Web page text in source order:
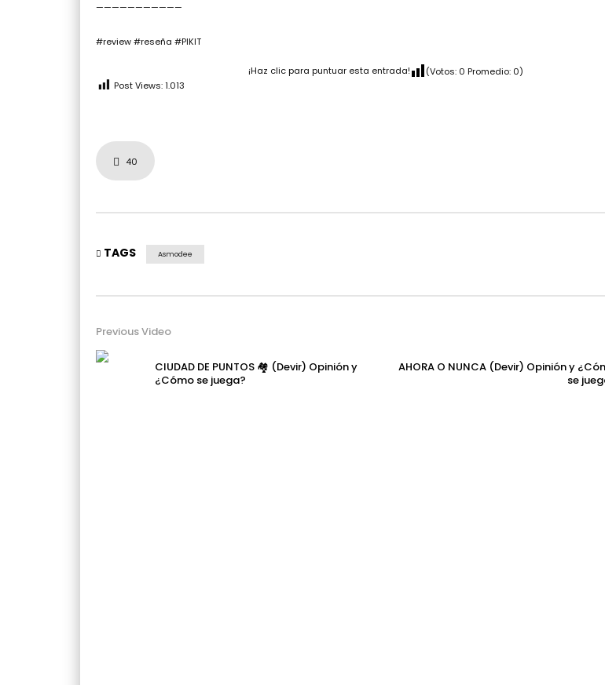
———————————
#review #reseña #PIKIT
¡Haz clic para puntuar esta entrada! (Votos: 0 Promedio: 0)
Post Views:1.013
40
TAGS Asmodee
Previous Video
CIUDAD DE PUNTOS 🏘️ (Devir) Opinión y
¿Cómo se juega?
AHORA O NUNCA (Devir) Opinión y
se